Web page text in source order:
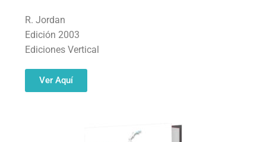
R. Jordan
Edición 2003
Ediciones Vertical
Ver Aquí